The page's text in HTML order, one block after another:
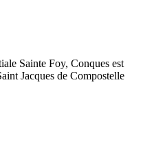
Sainte Foy, Conques est
Jacques de Compostelle